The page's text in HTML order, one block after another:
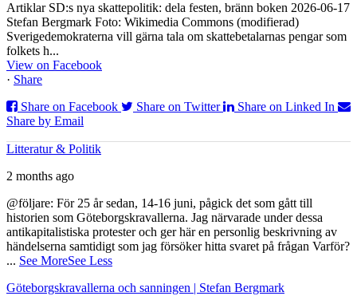
Artiklar SD:s nya skattepolitik: dela festen, bränn boken 2026-06-17
Stefan Bergmark Foto: Wikimedia Commons (modifierad)
Sverigedemokraterna vill gärna tala om skattebetalarnas pengar som
folkets h...
View on Facebook
· Share
Share on Facebook
Share on Twitter
Share on Linked In
Share by Email
Litteratur & Politik
2 months ago
@följare: För 25 år sedan, 14-16 juni, pågick det som gått till
historien som Göteborgskravallerna. Jag närvarade under dessa
antikapitalistiska protester och ger här en personlig beskrivning av
händelserna samtidigt som jag försöker hitta svaret på frågan Varför?
... See MoreSee Less
Göteborgskravallerna och sanningen | Stefan Bergmark